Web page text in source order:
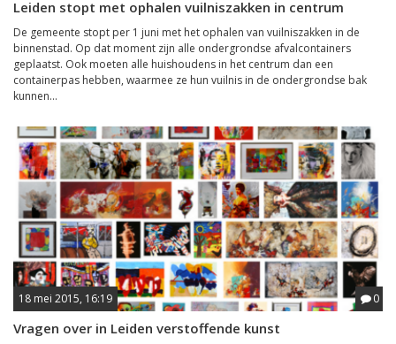
Leiden stopt met ophalen vuilniszakken in centrum
De gemeente stopt per 1 juni met het ophalen van vuilniszakken in de
binnenstad. Op dat moment zijn alle ondergrondse afvalcontainers
geplaatst. Ook moeten alle huishoudens in het centrum dan een
containerpas hebben, waarmee ze hun vuilnis in de ondergrondse bak
kunnen...
18 mei 2015, 16:19 0
Vragen over in Leiden verstoffende kunst